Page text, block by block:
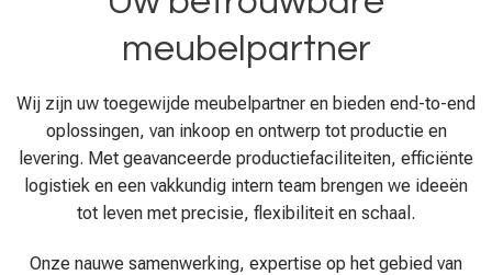
meubelpartner
Wij zijn uw toegewijde meubelpartner en bieden end-to-end
oplossingen, van inkoop en ontwerp tot productie en
levering. Met geavanceerde productiefaciliteiten, efficiënte
logistiek en een vakkundig intern team brengen we ideeën
tot leven met precisie, flexibiliteit en schaal.
Onze nauwe samenwerking, expertise op het gebied van